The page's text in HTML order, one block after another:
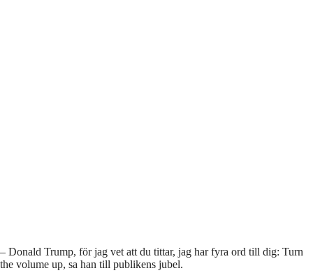
– Donald Trump, för jag vet att du tittar, jag har fyra ord till dig: Turn
the volume up, sa han till publikens jubel.